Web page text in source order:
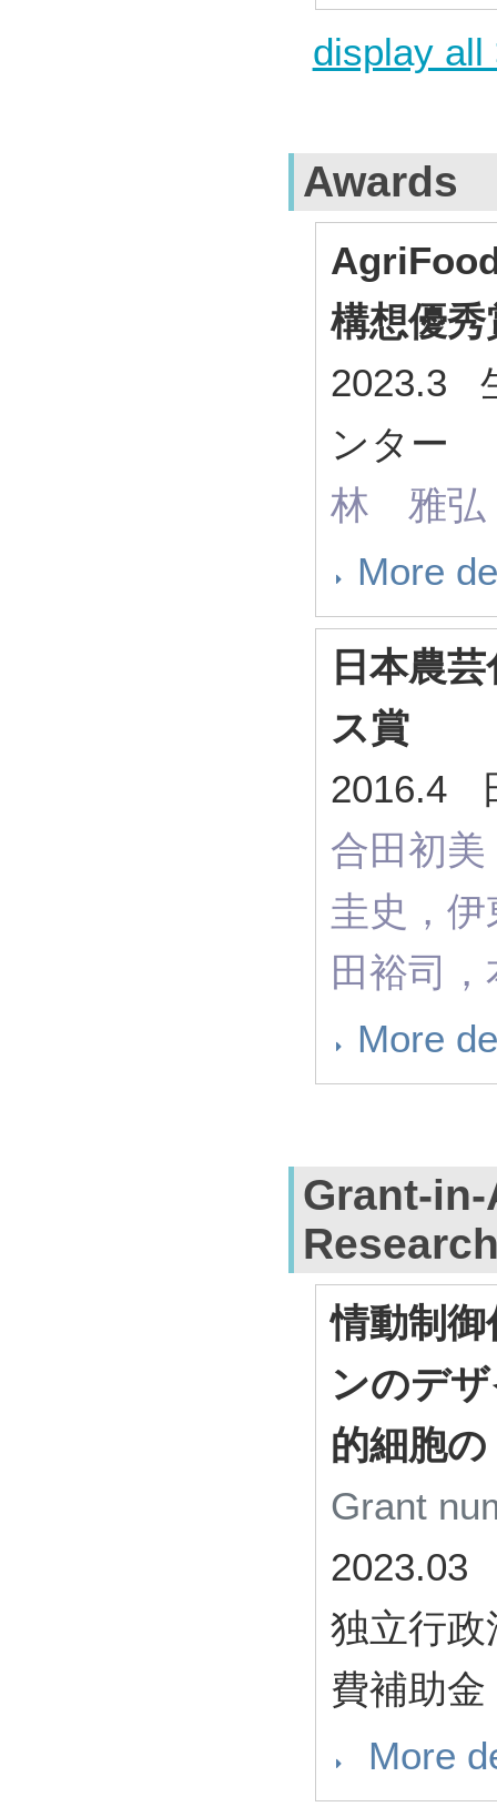
display all
Awards
構想優秀
2023.3
ンター
林 雅弘
More
日本農
ス賞
2016.4
合田初
圭史，
田裕司
More
Grant-
情動制
ンのデ
的細胞
Grant
2023.03
独立行
費補助
More